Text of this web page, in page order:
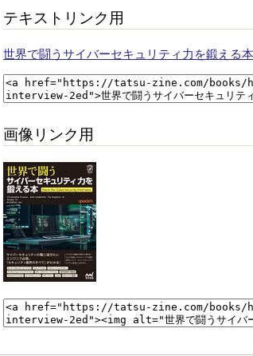
テキストリンク用
世界で闘うサイバーセキュリティ力を鍛える本
画像リンク用